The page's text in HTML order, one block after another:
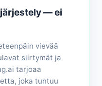
— ei
vievää
siirtymät ja
tarjoaa
joka tuntuu